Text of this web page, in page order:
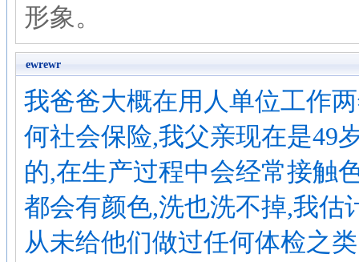
形象。
ewrewr
我爸爸大概在用人单位工作
何社会保险,我父亲现在是49
的,在生产过程中会经常接触
都会有颜色,洗也洗不掉,我估
从未给他们做过任何体检之